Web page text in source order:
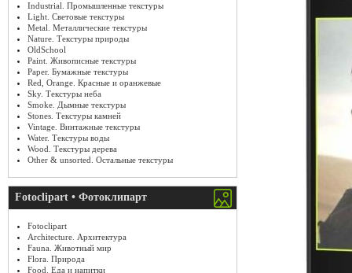
Industrial. Промышленные текстуры
Light. Световые текстуры
Metal. Металлические текстуры
Nature. Текстуры природы
OldSchool
Paint. Живописные текстуры
Paper. Бумажные текстуры
Red, Orange. Красные и оранжевые
Sky. Текстуры неба
Smoke. Дымные текстуры
Stones. Текстуры камней
Vintage. Винтажные текстуры
Water. Текстуры воды
Wood. Текстуры дерева
Other & unsorted. Остальные текстуры
Fotoclipart • Фотоклипарт
Fotoclipart
Architecture. Архитектура
Fauna. Животный мир
Flora. Природа
Food. Еда и напитки